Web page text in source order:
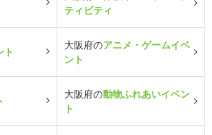
ティビティ
ト
大阪府のアニメ・ゲームイベ
ント
大阪府の動物ふれあいイベン
ト